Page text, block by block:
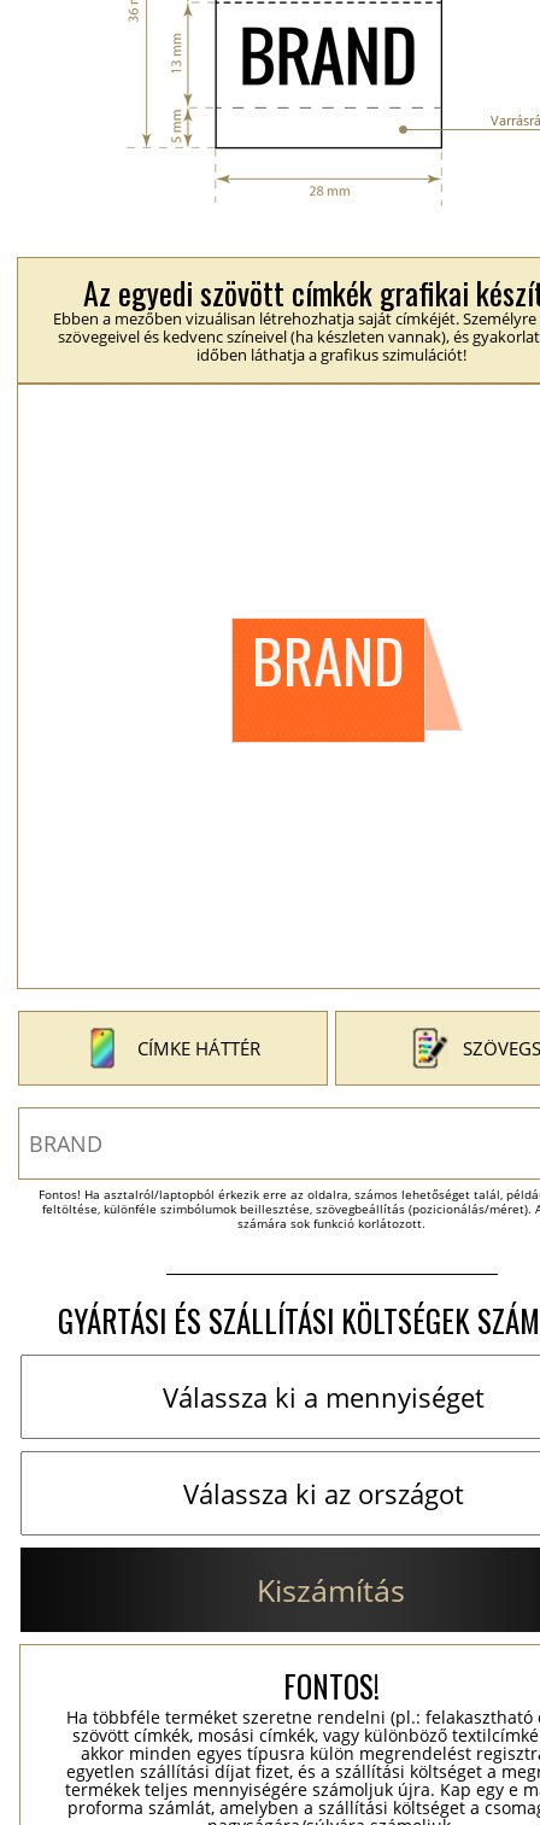
Az egyedi szövött címkék grafikai
Ebben a mezőben vizuálisan létrehozhatja saját címkéjét.
szövegeivel és kedvenc színeivel (ha készleten vannak), és
időben láthatja a grafikus szimulációt!
CÍMKE HÁTTÉR
Fontos! Ha asztalról/laptopból érkezik erre az oldalra, számos lehetőséget talál,
feltöltése, különféle szimbólumok beillesztése, szövegbeállítás (pozicionálás/méret).
számára sok funkció korlátozott.
GYÁRTÁSI ÉS SZÁLLÍTÁSI KÖLTSÉGEK
Kiszámítás
FONTOS!
Ha többféle terméket szeretne rendelni (pl.: felakasztható
szövött címkék, mosási címkék, vagy különböző
akkor minden egyes típusra külön megrendelést
egyetlen szállítási díjat fizet, és a szállítási költséget a
termékek teljes mennyiségére számoljuk újra. Kap egy e
proforma számlát, amelyben a szállítási költséget a